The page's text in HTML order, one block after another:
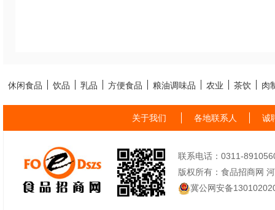
休闲食品 饮品 乳品 方便食品 粮油调味品 农业 茶饮 肉
关于我们 各地联系人 诚
联系电话：0311-
版权所有：食品招商网
冀公网安备